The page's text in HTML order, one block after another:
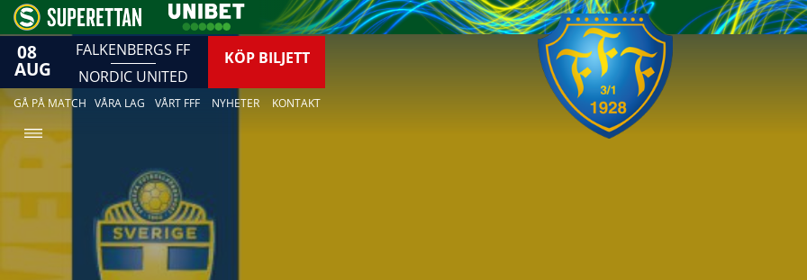
08
AUG
FALKENBERGS FF
NORDIC UNITED
KÖP BILJETT
GÅ PÅ MATCH VÅRA LAG VÅRT FFF NYHETER KONTAKT